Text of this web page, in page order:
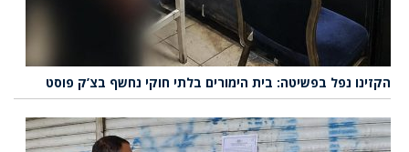
הקזינו נפל בפשיטה: בית הימורים בלתי חוקי נחשף בצ’ק פוסט